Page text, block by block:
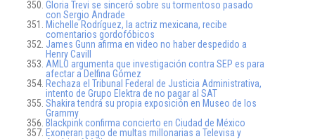
Gloria Trevi se sinceró sobre su tormentoso pasado
con Sergio Andrade
Michelle Rodríguez, la actriz mexicana, recibe
comentarios gordofóbicos
James Gunn afirma en video no haber despedido a
Henry Cavill
AMLO argumenta que investigación contra SEP es para
afectar a Delfina Gómez
Rechaza el Tribunal Federal de Justicia Administrativa,
intento de Grupo Elektra de no pagar al SAT
Shakira tendrá su propia exposición en Museo de los
Grammy
Blackpink confirma concierto en Ciudad de México
Exoneran pago de multas millonarias a Televisa y